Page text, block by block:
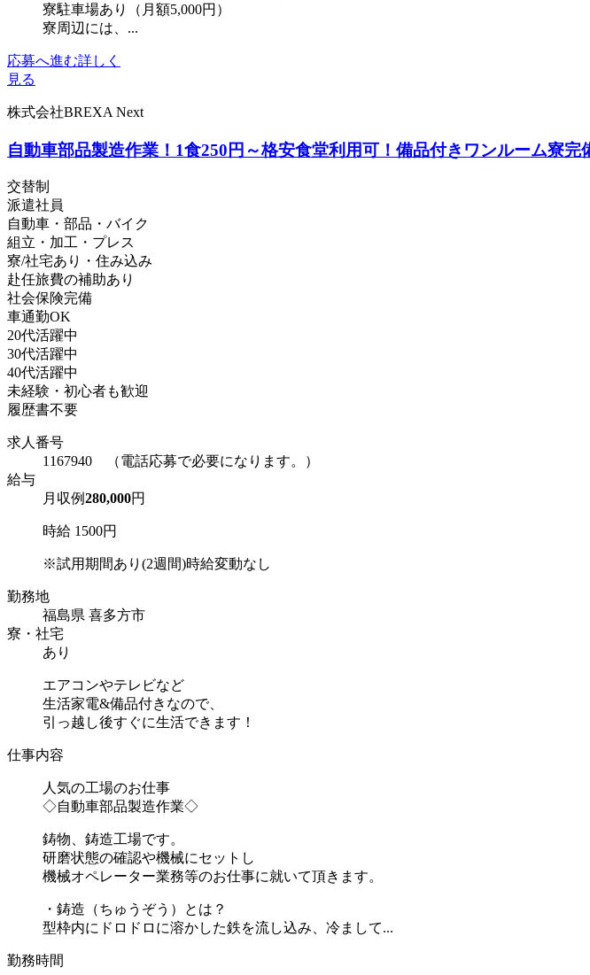
寮駐車場あり（月額5,000円）
寮周辺には、...
応募へ進む詳しく
見る
株式会社BREXA Next
自動車部品製造作業！1食250円～格安食堂利用可！備品付きワンルーム寮
交替制
派遣社員
自動車・部品・バイク
組立・加工・プレス
寮/社宅あり・住み込み
赴任旅費の補助あり
社会保険完備
車通勤OK
20代活躍中
30代活躍中
40代活躍中
未経験・初心者も歓迎
履歴書不要
求人番号
1167940 （電話応募で必要になります。）
給与
月収例280,000円
時給 1500円
※試用期間あり(2週間)時給変動なし
勤務地
福島県 喜多方市
寮・社宅
あり
エアコンやテレビなど
生活家電&備品付きなので、
引っ越し後すぐに生活できます！
仕事内容
人気の工場のお仕事
◇自動車部品製造作業◇
鋳物、鋳造工場です。
研磨状態の確認や機械にセットし
機械オペレーター業務等のお仕事に就いて頂きます。
・鋳造（ちゅうぞう）とは？
型枠内にドロドロに溶かした鉄を流し込み、冷まして...
勤務時間